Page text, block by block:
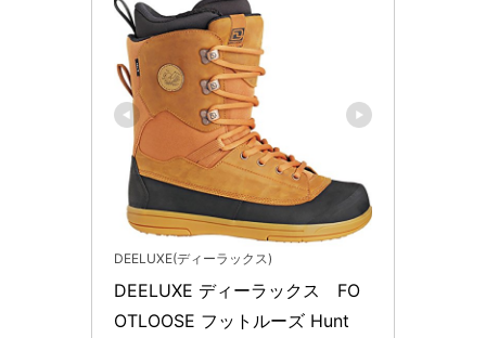
DEELUXE(ディーラックス)
DEELUXE ディーラックス　FO
OTLOOSE フットルーズ Hunt